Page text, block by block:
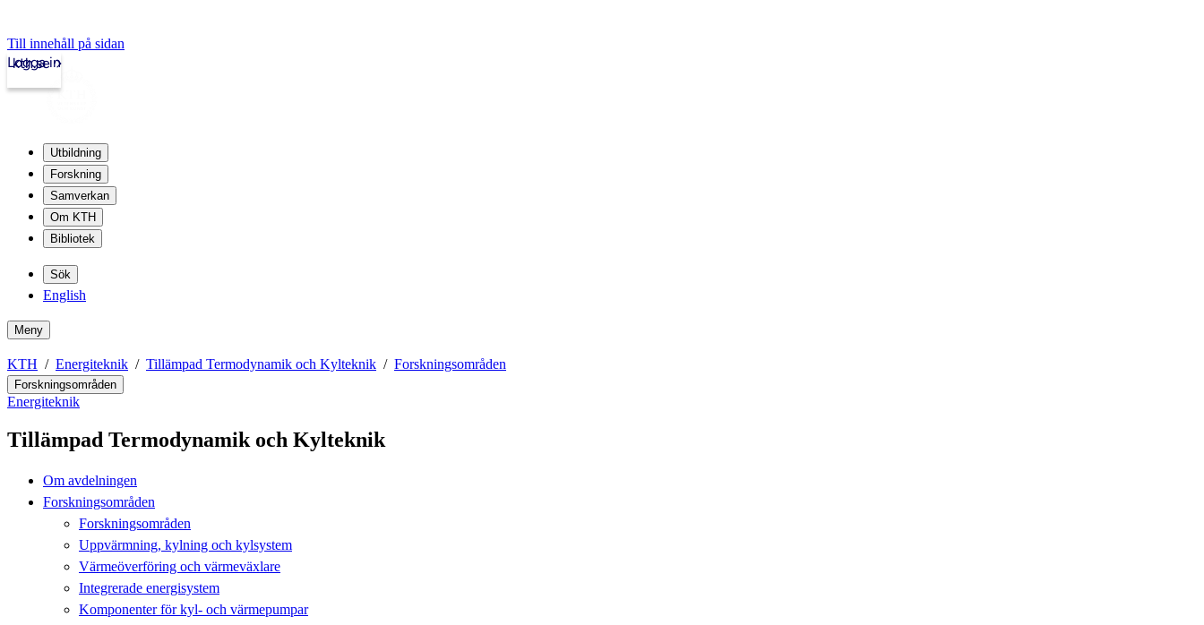
Till innehåll på sidan
kth.se
Logga in
Utbildning
Forskning
Samverkan
Om KTH
Bibliotek
Sök
English
Meny
KTH Energiteknik Tillämpad Termodynamik och Kylteknik Forskningsområden
Forskningsområden
Energiteknik
Tillämpad Termodynamik och Kylteknik
Om avdelningen
Forskningsområden
Forskningsområden
Uppvärmning, kylning och kylsystem
Värmeöverföring och värmeväxlare
Integrerade energisystem
Komponenter för kyl- och värmepumpar